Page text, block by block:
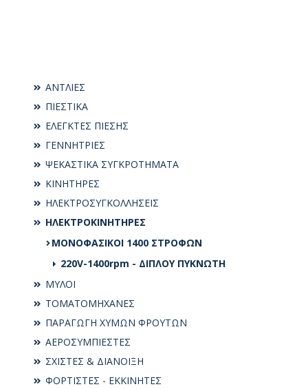
ΑΝΤΛΙΕΣ
ΠΙΕΣΤΙΚΑ
ΕΛΕΓΚΤΕΣ ΠΙΕΣΗΣ
ΓΕΝΝΗΤΡΙΕΣ
ΨΕΚΑΣΤΙΚΑ ΣΥΓΚΡΟΤΗΜΑΤΑ
ΚΙΝΗΤΗΡΕΣ
ΗΛΕΚΤΡΟΣΥΓKΟΛΛΗΣΕΙΣ
ΗΛΕΚΤΡΟΚΙΝΗΤΗΡΕΣ
ΜΟΝΟΦΑΣΙΚΟΙ 1400 ΣΤΡΟΦΩΝ
220V-1400rpm - ΔΙΠΛΟΥ ΠΥΚΝΩΤΗ
ΜΥΛΟΙ
ΤΟΜΑΤΟΜΗΧΑΝΕΣ
ΠΑΡΑΓΩΓΗ ΧΥΜΩΝ ΦΡΟΥΤΩΝ
ΑΕΡΟΣΥΜΠΙΕΣΤΕΣ
ΣΧΙΣΤΕΣ & ΔΙΑΝΟΙΞΗ
ΦΟΡΤΙΣΤΕΣ - ΕΚΚΙΝΗΤΕΣ